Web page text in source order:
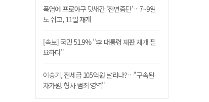
폭염에 프로야구 닷새간 '전면중단'…7~9일
도 쉬고, 11일 재개
[속보] 국민 51.9% "李 대통령 재판 재개 필
요하다"
이승기, 전세금 105억원 날리나?…"구속된
차가원, 형사 범죄 영역"